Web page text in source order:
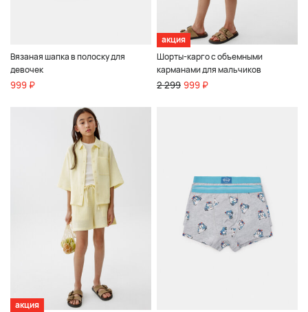
Вязаная шапка в полоску для
девочек
999 ₽
акция
Шорты-карго с объемными
карманами для мальчиков
2 299 999 ₽
акция